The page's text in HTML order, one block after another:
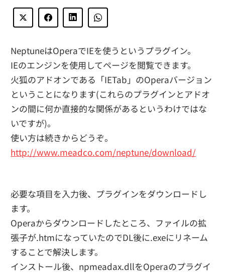
NeptuneはOperaでIEを使うというプラグイン。
IEのエンジンを使用してページを閲覧できます。
火狐のアドオンである「IETab」のOperaバージョン
ということになります(これらのプラグインとアドオ
ンの間に何か直接的な関係があるというわけではな
いですが)。
使い方は続きからどうぞ。
http://www.meadco.com/neptune/download/
必要な項目を入力後、プラグインをダウンロードし
ます。
Operaからダウンロードしたところ、ファイルの拡
張子が.htmになっていたのでDL後に.exeにリネーム
することで解決します。
インストール後、npmeadax.dllをOperaのプラグイ